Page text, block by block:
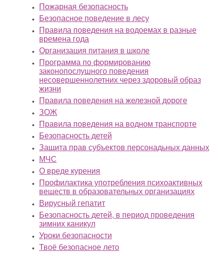
Пожарная безопасность
Безопасное поведение в лесу
Правила поведения на водоемах в разные
времена года
Организация питания в школе
Программа по формированию
законопослушного поведения
несовершеннолетних через здоровый образ
жизни
Правила поведения на железной дороге
ЗОЖ
Правила поведения на водном транспорте
Безопасность детей
Защита прав субъектов персонадьных данных
МЧС
О вреде курения
Профилактика употребления психоактивных
веществ в образовательных организациях
Вирусный гепатит
Безопасность детей, в период проведения
зимних каникул
Уроки безопасности
Твоё безопасное лето